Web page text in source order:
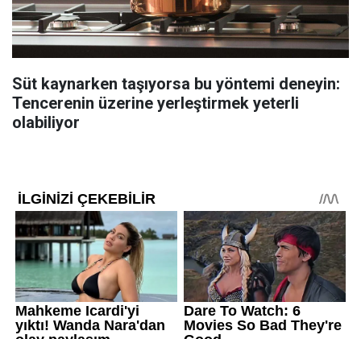
Süt kaynarken taşıyorsa bu yöntemi deneyin:
Tencerenin üzerine yerleştirmek yeterli
olabiliyor